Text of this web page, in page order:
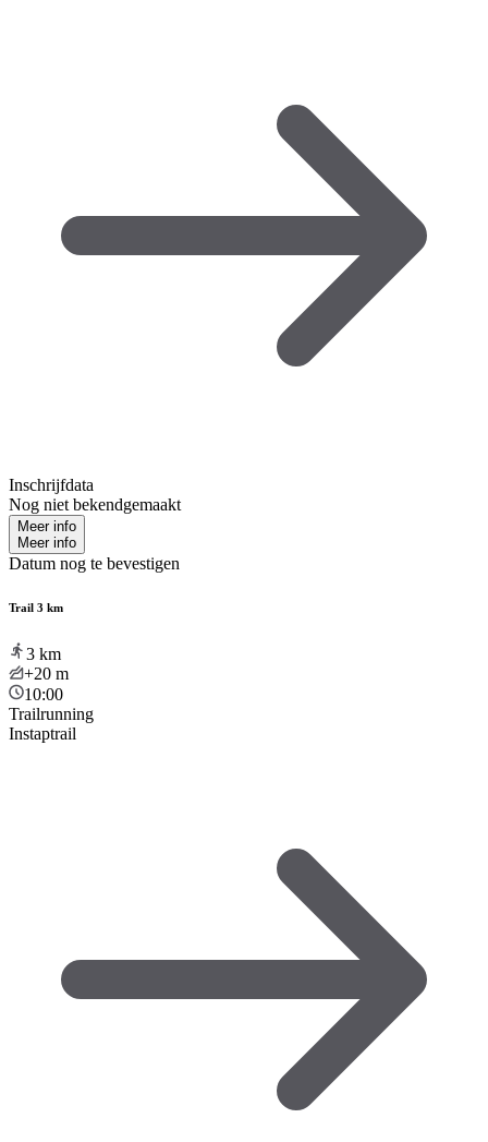
Inschrijfdata
Nog niet bekendgemaakt
Meer info
Meer info
Datum nog te bevestigen
Trail 3 km
3 km
+20 m
10:00
Trailrunning
Instaptrail